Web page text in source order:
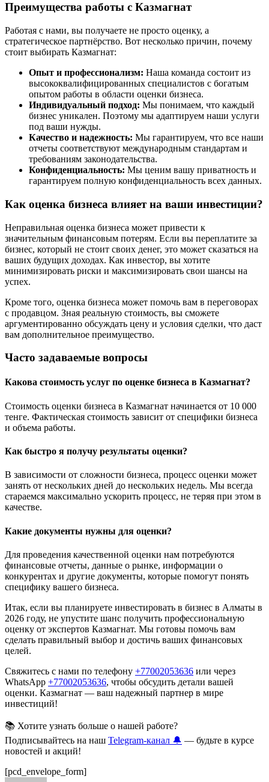
Преимущества работы с Казмагнат
Работая с нами, вы получаете не просто оценку, а
стратегическое партнёрство. Вот несколько причин, почему
стоит выбирать Казмагнат:
Опыт и профессионализм: Наша команда состоит из
высококвалифицированных специалистов с богатым
опытом работы в области оценки бизнеса.
Индивидуальный подход: Мы понимаем, что каждый
бизнес уникален. Поэтому мы адаптируем наши услуги
под ваши нужды.
Качество и надежность: Мы гарантируем, что все наши
отчеты соответствуют международным стандартам и
требованиям законодательства.
Конфиденциальность: Мы ценим вашу приватность и
гарантируем полную конфиденциальность всех данных.
Как оценка бизнеса влияет на ваши инвестиции?
Неправильная оценка бизнеса может привести к
значительным финансовым потерям. Если вы переплатите за
бизнес, который не стоит своих денег, это может сказаться на
ваших будущих доходах. Как инвестор, вы хотите
минимизировать риски и максимизировать свои шансы на
успех.
Кроме того, оценка бизнеса может помочь вам в переговорах
с продавцом. Зная реальную стоимость, вы сможете
аргументированно обсуждать цену и условия сделки, что даст
вам дополнительное преимущество.
Часто задаваемые вопросы
Какова стоимость услуг по оценке бизнеса в Казмагнат?
Стоимость оценки бизнеса в Казмагнат начинается от 10 000
тенге. Фактическая стоимость зависит от специфики бизнеса
и объема работы.
Как быстро я получу результаты оценки?
В зависимости от сложности бизнеса, процесс оценки может
занять от нескольких дней до нескольких недель. Мы всегда
стараемся максимально ускорить процесс, не теряя при этом в
качестве.
Какие документы нужны для оценки?
Для проведения качественной оценки нам потребуются
финансовые отчеты, данные о рынке, информации о
конкурентах и другие документы, которые помогут понять
специфику вашего бизнеса.
Итак, если вы планируете инвестировать в бизнес в Алматы в
2026 году, не упустите шанс получить профессиональную
оценку от экспертов Казмагнат. Мы готовы помочь вам
сделать правильный выбор и достичь ваших финансовых
целей.
Свяжитесь с нами по телефону +77002053636 или через
WhatsApp +77002053636, чтобы обсудить детали вашей
оценки. Казмагнат — ваш надежный партнер в мире
инвестиций!
📚 Хотите узнать больше о нашей работе?
Подписывайтесь на наш Telegram-канал 🔔 — будьте в курсе
новостей и акций!
[pcd_envelope_form]